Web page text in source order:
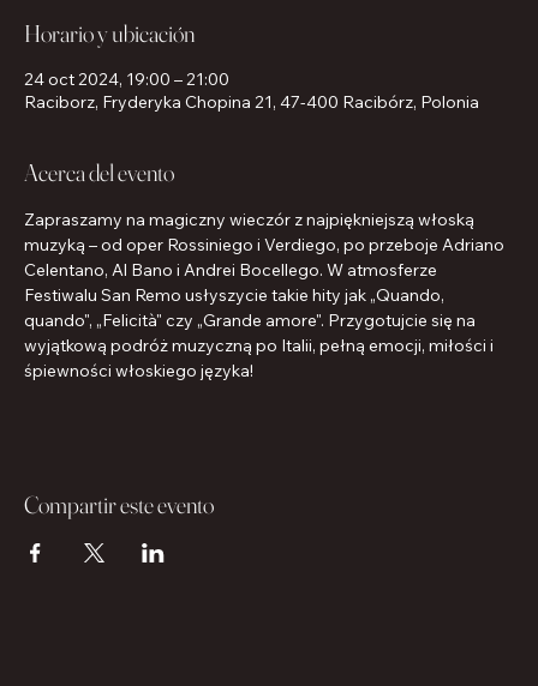
Horario y ubicación
24 oct 2024, 19:00 – 21:00
Raciborz, Fryderyka Chopina 21, 47-400 Racibórz, Polonia
Acerca del evento
Zapraszamy na magiczny wieczór z najpiękniejszą włoską
muzyką – od oper Rossiniego i Verdiego, po przeboje Adriano
Celentano, Al Bano i Andrei Bocellego. W atmosferze
Festiwalu San Remo usłyszycie takie hity jak „Quando,
quando", „Felicità" czy „Grande amore". Przygotujcie się na
wyjątkową podróż muzyczną po Italii, pełną emocji, miłości i
śpiewności włoskiego języka!
Compartir este evento